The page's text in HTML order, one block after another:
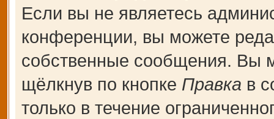
Если вы не являетесь
конференции, вы можете
собственные сообщения. Вы
щёлкнув по кнопке Правка в
только в течение